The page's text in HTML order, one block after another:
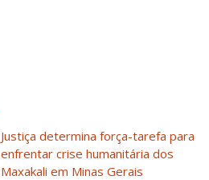
Justiça determina força-tarefa para
enfrentar crise humanitária dos
Maxakali em Minas Gerais